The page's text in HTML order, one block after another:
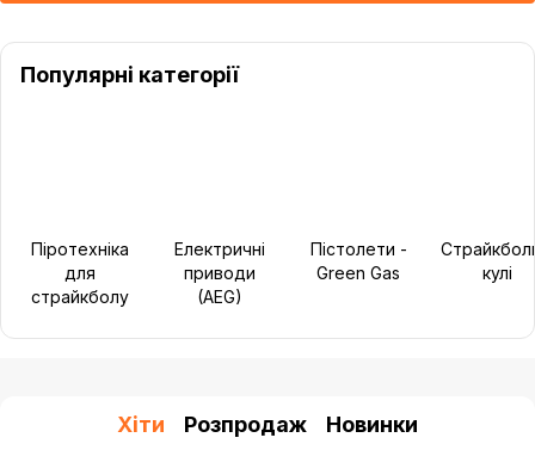
Популярні категорії
Піротехніка
для
страйкболу
Електричні
приводи
(AEG)
Пістолети -
Green Gas
кулі
Хіти Розпродаж Новинки